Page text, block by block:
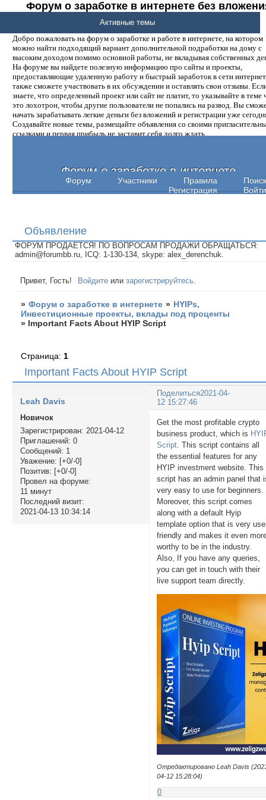
Форум о заработке в интернете без
денег.
Добро пожаловать на форум о заработке и работе в интернете, на котором
можно найти подходящий вариант дополнительной подработки на дому с
высоким доходом помимо основной работы, не вкладывая собственных
На форуме вы найдете полезную информацию про сайты и проекты,
предоставляющие удаленную работу и быстрый заработок в сети
также сможете участвовать в их обсуждении и оставлять свои отзывы.
знаете, что определенный проект или сайт не платит, то указывайте в теме
это лохотрон, чтобы другие пользователи не попались на развод. Вы
начать зарабатывать легкие деньги без вложений и регистрации уже
Создавайте новые темы, размещайте объявления со своими
ссылками и первая прибыль не заставит себя долго ждать.
Форум о заработке в интернете
Форум Участники Правила
Поиск
Регистрация
Войти
Активные темы
Объявление
ФОРУМ ПРОДАЕТСЯ! ПО ВОПРОСАМ ПРОДАЖИ ОБРАЩАТЬСЯ:
admin@forumbb.ru, ICQ: 1-130-134, skype: alex_derenchuk.
Привет, Гость! Войдите илизарегистрируйтесь
» Форум о заработке в интернете » HYIPs,
Инвестиционные проекты, вклады под проценты
» Important Facts About HYIP Script
Important Facts About HYIP Script
Страница: 1
Поделиться2021-04-
12 15:27:46
Leah Davis
Новичок
Зарегистрирован: 2021-04-12
Приглашений: 0
Сообщений: 1
Уважение: [+0/-0]
Позитив: [+0/-0]
Провел на форуме:
11 минут
Последний визит:
2021-04-13 10:34:14
Get the most profitable crypto
business product, which is
Script . This script contains all
the essential features for any
HYIP investment website. This
script has an admin panel that
very easy to use for beginners.
Moreover, this script comes
along with a default Hyip
template option that is very
friendly and makes it even
worthy to be in the industry.
Also, If you have any queries,
you can get in touch with their
live support team directly.
Отредактировано Leah Davis
04-12 15:28:04)
0